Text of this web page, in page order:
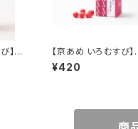
】風
【京あめ いろむすび】
紫(ブルーベリー) CUB
Eタイプ（手提げ袋付き
¥420